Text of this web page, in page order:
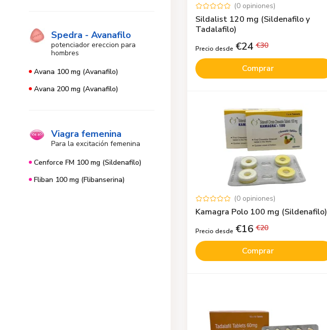
Spedra - Avanafilo
potenciador ereccion para
hombres
Avana 100 mg (Avanafilo)
Avana 200 mg (Avanafilo)
Viagra femenina
Para la excitación femenina
Cenforce FM 100 mg (Sildenafilo)
Fliban 100 mg (Flibanserina)
(0 opiniones)
Sildalist 120 mg (Sildenafilo y
Tadalafilo)
Precio desde €24 €30
Comprar
(0 opiniones)
Kamagra Polo 100 mg (Sildenafilo)
Precio desde €16 €20
Comprar